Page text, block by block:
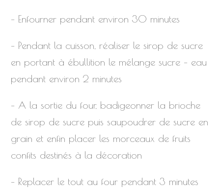
– Enfourner pendant environ 30 minutes
– Pendant la cuisson, réaliser le sirop de sucre
en portant à ébullition le mélange sucre – eau
pendant environ 2 minutes
– A la sortie du four, badigeonner la brioche
de sirop de sucre puis saupoudrer de sucre en
grain et enfin placer les morceaux de fruits
confits destinés à la décoration
– Replacer le tout au four pendant 3 minutes